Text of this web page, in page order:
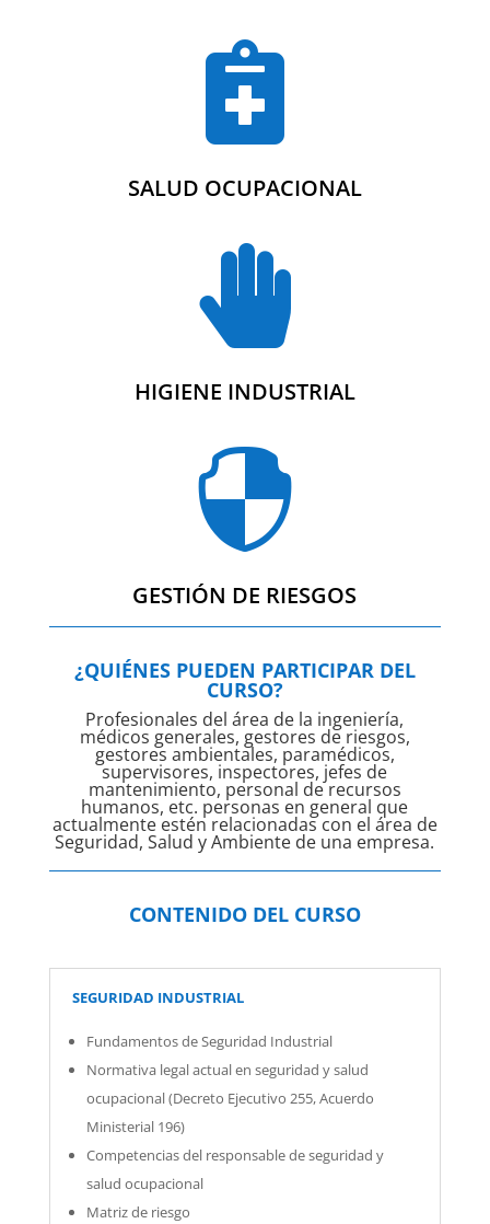

SALUD OCUPACIONAL

HIGIENE INDUSTRIAL

GESTIÓN DE RIESGOS
¿QUIÉNES PUEDEN PARTICIPAR DEL
CURSO?
Profesionales del área de la ingeniería,
médicos generales, gestores de riesgos,
gestores ambientales, paramédicos,
supervisores, inspectores, jefes de
mantenimiento, personal de recursos
humanos, etc. personas en general que
actualmente estén relacionadas con el área de
Seguridad, Salud y Ambiente de una empresa.
CONTENIDO DEL CURSO
SEGURIDAD INDUSTRIAL
Fundamentos de Seguridad Industrial
Normativa legal actual en seguridad y salud
ocupacional (Decreto Ejecutivo 255, Acuerdo
Ministerial 196)
Competencias del responsable de seguridad y
salud ocupacional
Matriz de riesgo